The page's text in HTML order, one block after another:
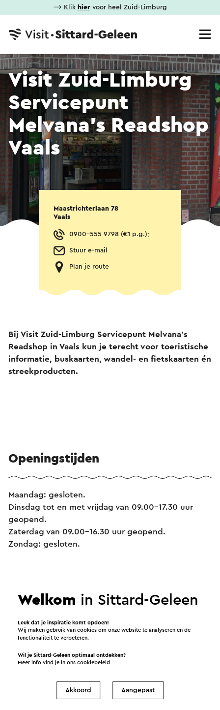
⟶ Klik hiervoor heel Zuid-Limburg
Visit Zuid-Limburg
Servicepunt
Melvana's Readshop
Vaals
Maastrichterlaan 78
Vaals
0900-555 9798 (€1 p.g.);
Stuur e-mail
Plan je route
Bij Visit Zuid-Limburg Servicepunt Melvana's
Readshop in Vaals kun je terecht voor toeristische
informatie, buskaarten, wandel- en fietskaarten én
streekproducten.
Openingstijden
Maandag: gesloten.
Dinsdag tot en met vrijdag van 09.00-17.30 uur
geopend.
Zaterdag van 09.00-16.30 uur geopend.
Zondag: gesloten.
Geschenkbonnen
Dagkaarten voor het openbaar vervoer
Toeristische boeken, kaarten en gidsen
Informatieverstrekking
Welkom in Sittard-Geleen
Leuk dat je inspiratie komt opdoen!
Wij maken gebruik van cookies om onze website te analyseren en de
functionaliteit te verbeteren.
Wil je Sittard-Geleen optimaal ontdekken?
Meer info vind je in onscookiebeleid
Akkoord Aangepast